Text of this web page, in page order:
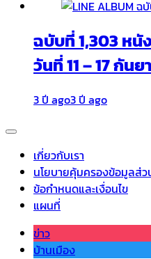
ฉบับที่ 1,303 ห
วันที่ 11 – 17 กัน
3 ปี ago3 ปี ago
เกี่ยวกับเรา
นโยบายคุ้มครองข้อมูลส่
ข้อกำหนดและเงื่อนไข
แผนที่
ข่าว
บ้านเมือง